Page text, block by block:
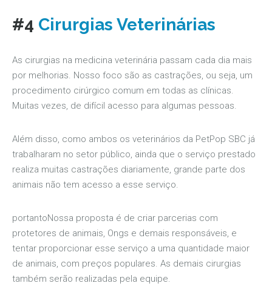
#4 Cirurgias Veterinárias
As cirurgias na medicina veterinária passam cada dia mais
por melhorias. Nosso foco são as castrações, ou seja, um
procedimento cirúrgico comum em todas as clínicas.
Muitas vezes, de difícil acesso para algumas pessoas.
Além disso, como ambos os veterinários da PetPop SBC já
trabalharam no setor público, ainda que o serviço prestado
realiza muitas castrações diariamente, grande parte dos
animais não tem acesso a esse serviço.
portantoNossa proposta é de criar parcerias com
protetores de animais, Ongs e demais responsáveis, e
tentar proporcionar esse serviço a uma quantidade maior
de animais, com preços populares. As demais cirurgias
também serão realizadas pela equipe.